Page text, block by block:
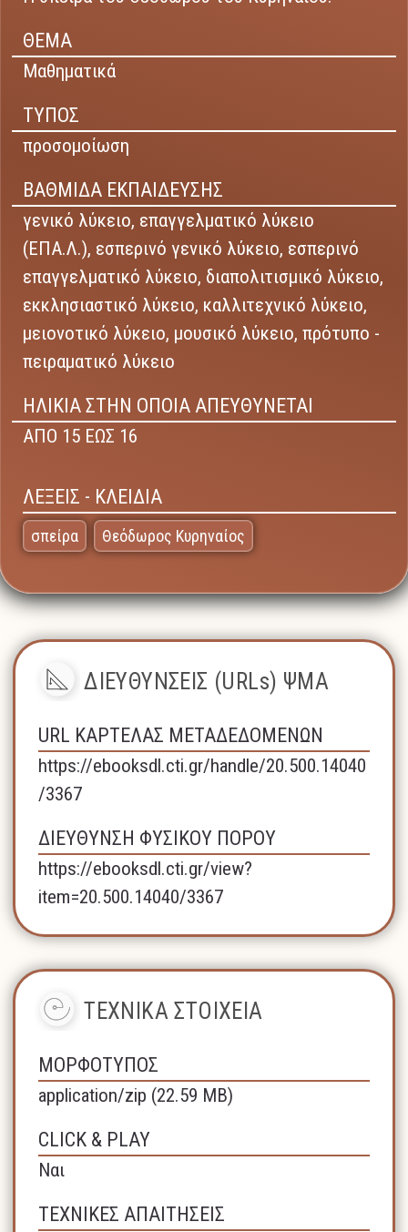
ΘΕΜΑ
Μαθηματικά
ΤΥΠΟΣ
προσομοίωση
ΒΑΘΜΙΔΑ ΕΚΠΑΙΔΕΥΣΗΣ
γενικό λύκειο, επαγγελματικό λύκειο
(ΕΠΑ.Λ.), εσπερινό γενικό λύκειο, εσπερινό
επαγγελματικό λύκειο, διαπολιτισμικό λύκειο,
εκκλησιαστικό λύκειο, καλλιτεχνικό λύκειο,
μειονοτικό λύκειο, μουσικό λύκειο,πρότυπο -
πειραματικό λύκειο
ΗΛΙΚΙΑ ΣΤΗΝ ΟΠΟΙΑ ΑΠΕΥΘΥΝΕΤΑΙ
ΑΠΟ 15 ΕΩΣ 16
ΛΕΞΕΙΣ - ΚΛΕΙΔΙΑ
σπείρα Θεόδωρος Κυρηναίος
ΔΙΕΥΘΥΝΣΕΙΣ (URLs) ΨΜΑ
URL ΚΑΡΤΕΛΑΣ ΜΕΤΑΔΕΔΟΜΕΝΩΝ
https://ebooksdl.cti.gr/handle/20.500.14040
/3367
ΔΙΕΥΘΥΝΣΗ ΦΥΣΙΚΟΥ ΠΟΡΟΥ
https://ebooksdl.cti.gr/view?
item=20.500.14040/3367
ΤΕΧΝΙΚΑ ΣΤΟΙΧΕΙΑ
ΜΟΡΦΟΤΥΠΟΣ
application/zip (22.59 MB)
CLICK & PLAY
Ναι
ΤΕΧΝΙΚΕΣ ΑΠΑΙΤΗΣΕΙΣ